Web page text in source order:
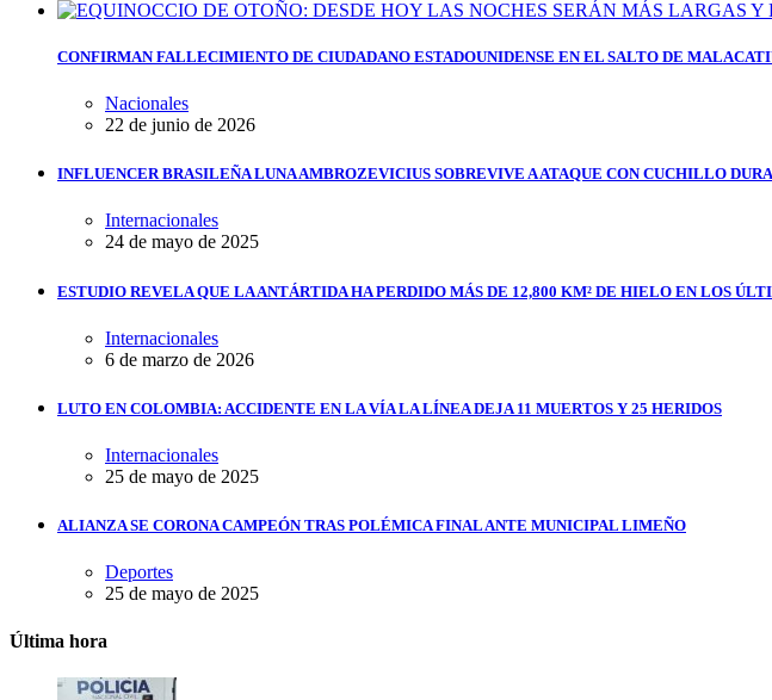
CONFIRMAN FALLECIMIENTO DE CIUDADANO ESTADOUNIDENSE EN EL SALTO DE
Nacionales
22 de junio de 2026
INFLUENCER BRASILEÑA LUNA AMBROZEVICIUS SOBREVIVE A ATAQUE CON CUCHILLO
Internacionales
24 de mayo de 2025
ESTUDIO REVELA QUE LA ANTÁRTIDA HA PERDIDO MÁS DE 12,800 KM² DE HIELO EN LOS
Internacionales
6 de marzo de 2026
LUTO EN COLOMBIA: ACCIDENTE EN LA VÍA LA LÍNEA DEJA 11 MUERTOS Y 25 HERIDOS
Internacionales
25 de mayo de 2025
ALIANZA SE CORONA CAMPEÓN TRAS POLÉMICA FINAL ANTE MUNICIPAL LIMEÑO
Deportes
25 de mayo de 2025
Última hora